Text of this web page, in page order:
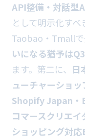
API整備・対話型
として明示化す
Taobao・Tmallで
いになる猶予は
ます。第二に、
日
ューチャーショ
Shopify Japan・
コマースクリエイ
ショッピング対応